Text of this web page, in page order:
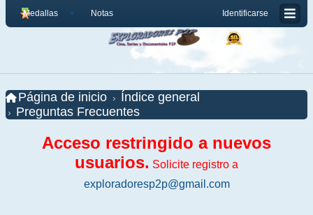
Identificarse
Medallas Notas
Página de inicio
Índice general
Preguntas Frecuentes
Acceso restringido a nuevos
usuarios. Solicite registro a
exploradoresp2p@gmail.com